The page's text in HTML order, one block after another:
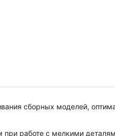
сборных моделей,
работе с мелкими